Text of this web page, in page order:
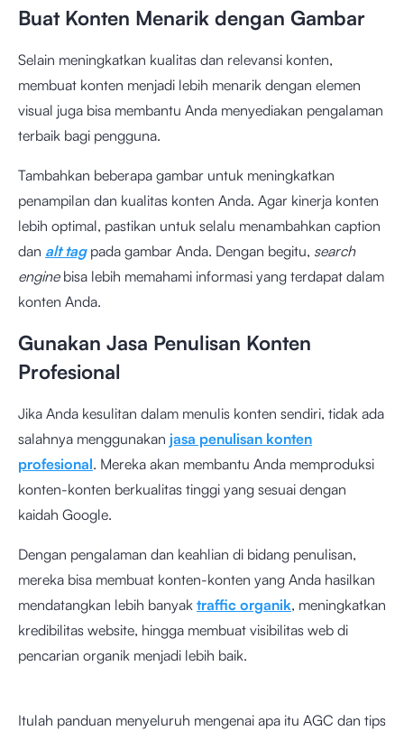
Buat Konten Menarik dengan Gambar
Selain meningkatkan kualitas dan relevansi konten,
membuat konten menjadi lebih menarik dengan elemen
visual juga bisa membantu Anda menyediakan pengalaman
terbaik bagi pengguna.
Tambahkan beberapa gambar untuk meningkatkan
penampilan dan kualitas konten Anda. Agar kinerja konten
lebih optimal, pastikan untuk selalu menambahkan caption
dan alt tagpada gambar Anda. Dengan begitu, search
enginebisa lebih memahami informasi yang terdapat dalam
konten Anda.
Gunakan Jasa Penulisan Konten
Profesional
Jika Anda kesulitan dalam menulis konten sendiri, tidak ada
salahnya menggunakan jasa penulisan konten
profesional. Mereka akan membantu Anda memproduksi
konten-konten berkualitas tinggi yang sesuai dengan
kaidah Google.
Dengan pengalaman dan keahlian di bidang penulisan,
mereka bisa membuat konten-konten yang Anda hasilkan
mendatangkan lebih banyak traffic organik, meningkatkan
kredibilitas website, hingga membuat visibilitas web di
pencarian organik menjadi lebih baik.
Itulah panduan menyeluruh mengenai apa itu AGC dan tips